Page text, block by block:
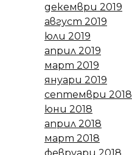
декември 2019
август 2019
юли 2019
април 2019
март 2019
януари 2019
септември 2018
юни 2018
април 2018
март 2018